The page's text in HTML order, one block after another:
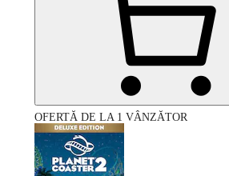
OFERTĂ DE LA 1 VÂNZĂTOR